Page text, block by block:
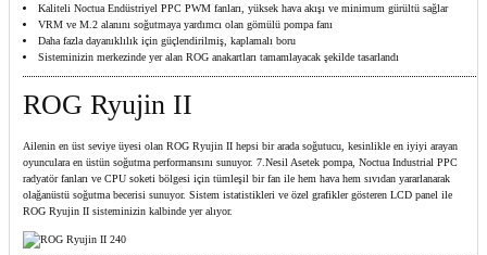
Kaliteli Noctua Endüstriyel PPC PWM fanları, yüksek hava akışı ve minimum gürültü sağlar
VRM ve M.2 alanını soğutmaya yardımcı olan gömülü pompa fanı
Daha fazla dayanıklılık için güçlendirilmiş, kaplamalı boru
Sisteminizin merkezinde yer alan ROG anakartları tamamlayacak şekilde tasarlandı
ROG Ryujin II
Ailenin en üst seviye üyesi olan ROG Ryujin II hepsi bir arada soğutucu, kesinlikle en iyiyi arayan
oyunculara en üstün soğutma performansını sunuyor. 7.Nesil Asetek pompa, Noctua Industrial PPC
radyatör fanları ve CPU soketi bölgesi için tümleşil bir fan ile hem hava hem sıvıdan yararlanarak
olağanüstü soğutma becerisi sunuyor. Sistem istatistikleri ve özel grafikler gösteren LCD panel ile
ROG Ryujin II sisteminizin kalbinde yer alıyor.​